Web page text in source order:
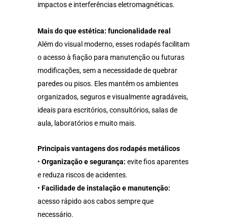
impactos e interferências eletromagnéticas.
Mais do que estética: funcionalidade real
Além do visual moderno, esses rodapés facilitam
o acesso à fiação para manutenção ou futuras
modificações, sem a necessidade de quebrar
paredes ou pisos. Eles mantêm os ambientes
organizados, seguros e visualmente agradáveis,
ideais para escritórios, consultórios, salas de
aula, laboratórios e muito mais.
Principais vantagens dos rodapés metálicos
• Organização e segurança: evite fios aparentes
e reduza riscos de acidentes.
• Facilidade de instalação e manutenção:
acesso rápido aos cabos sempre que
necessário.